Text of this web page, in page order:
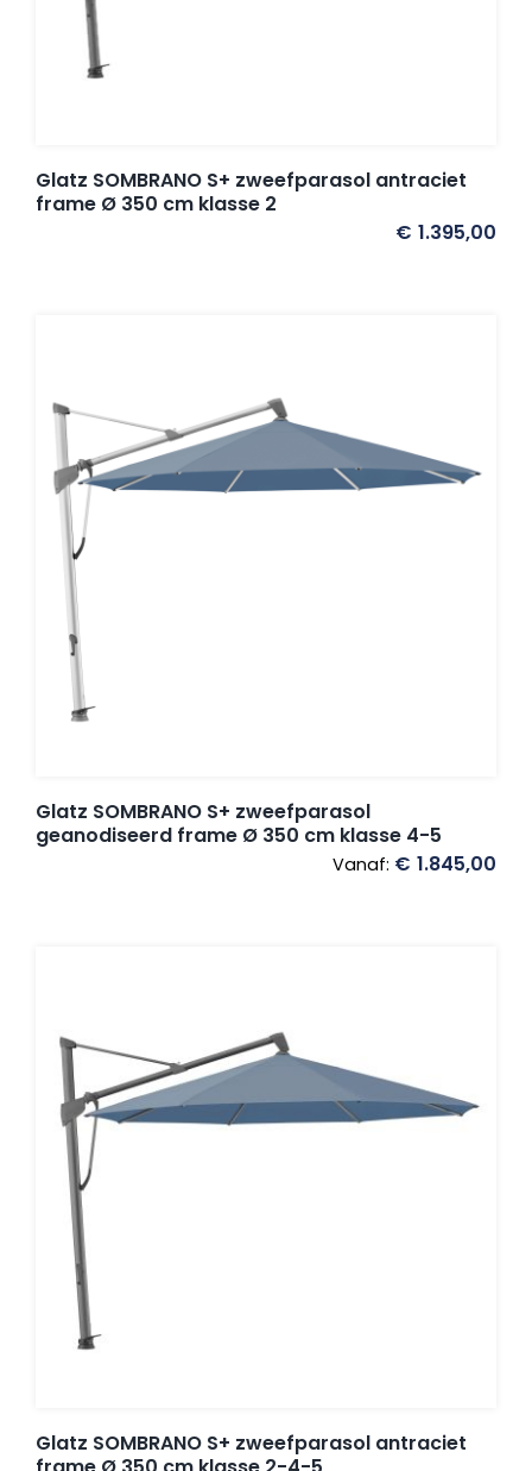
Glatz SOMBRANO S+ zweefparasol antraciet
frame Ø 350 cm klasse 2
€ 1.395,00
Glatz SOMBRANO S+ zweefparasol
geanodiseerd frame Ø 350 cm klasse 4-5
Vanaf: € 1.845,00
Glatz SOMBRANO S+ zweefparasol antraciet